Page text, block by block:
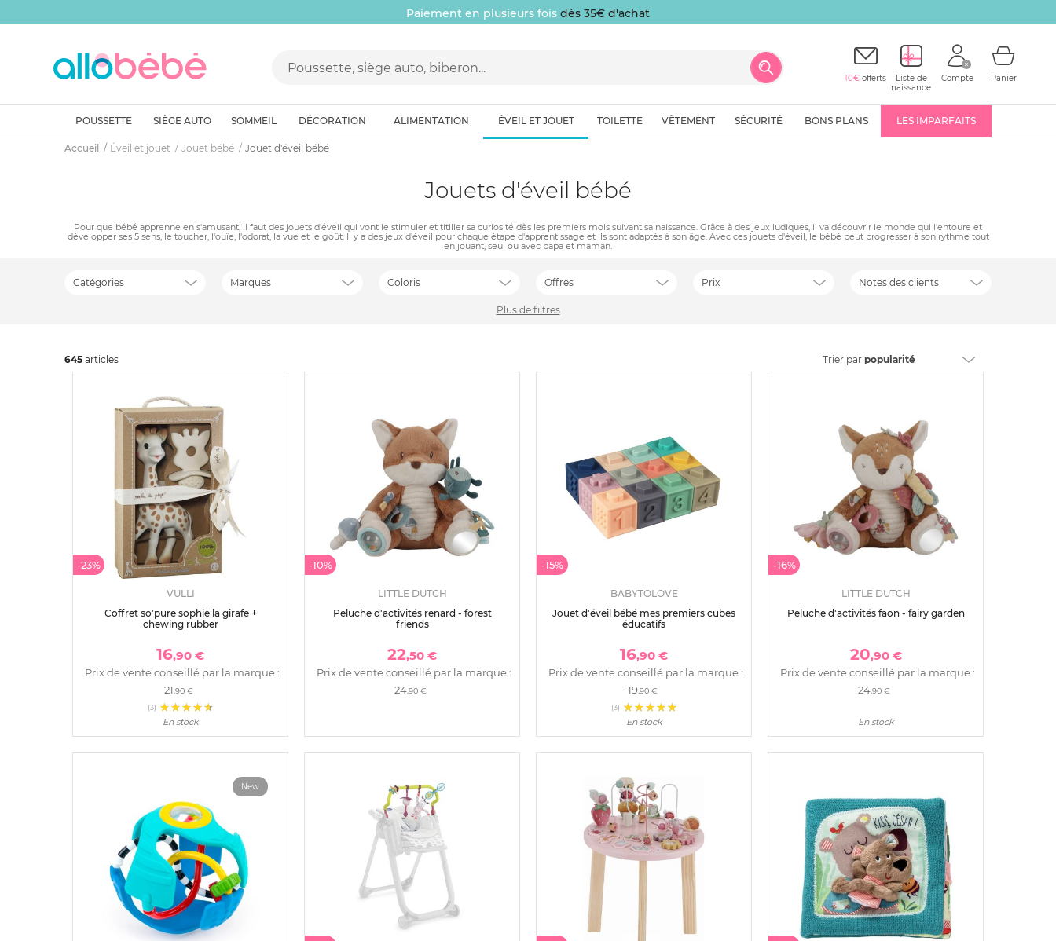
Paiement en plusieurs fois dès 35€ d'achat
10€ offerts
Liste de
naissance
Compte Panier
POUSSETTE SIÈGE AUTO SOMMEIL DÉCORATION ALIMENTATION ÉVEIL ET JOUET TOILETTE VÊTEMENT SÉCURITÉ BONS PLANS LES IMPARFAITS
Accueil Éveil et jouet Jouet bébé Jouet d'éveil bébé
Jouets d'éveil bébé
Pour que bébé apprenne en s'amusant, il faut des jouets d'éveil qui vont le stimuler et titiller sa curiosité dès les premiers mois suivant sa naissance. Grâce à des jeux ludiques, il va découvrir le monde qui l'entoure et
développer ses 5 sens, le toucher, l'ouïe, l'odorat, la vue et le goût. Il y a des jeux d'éveil pour chaque étape d'apprentissage et ils sont adaptés à son âge. Avec ces jouets d'éveil, le bébé peut progresser à son rythme tout
en jouant, seul ou avec papa et maman.
Catégories Marques Coloris Offres Prix Notes des clients
Plus de filtres
645 articles Trier par popularité
-23%
VULLI
Coffret so'pure sophie la girafe +
chewing rubber
16,90 €
Prix de vente conseillé par la marque :
21 ,90 €
(3)
En stock
-10%
LITTLE DUTCH
Peluche d'activités renard - forest
friends
22,50 €
Prix de vente conseillé par la marque :
24,90 €
-15%
BABYTOLOVE
Jouet d'éveil bébé mes premiers cubes
éducatifs
16,90 €
Prix de vente conseillé par la marque :
19,90 €
(3)
En stock
-16%
LITTLE DUTCH
Peluche d'activités faon - fairy garden
20,90 €
Prix de vente conseillé par la marque :
24,90 €
En stock
New